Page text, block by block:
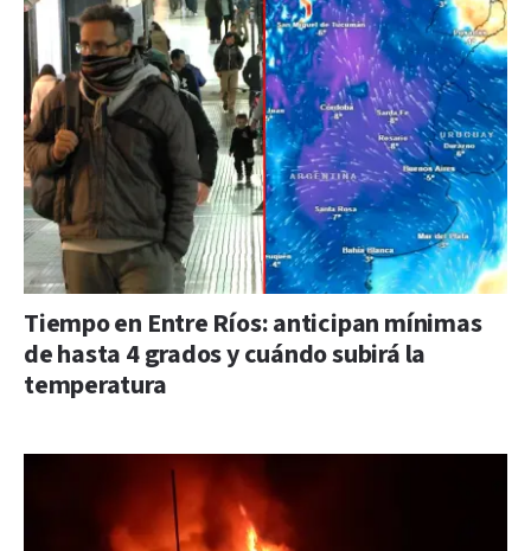
Tiempo en Entre Ríos: anticipan mínimas
de hasta 4 grados y cuándo subirá la
temperatura